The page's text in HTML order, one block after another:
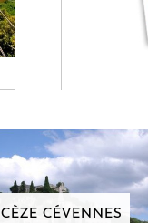
CÈZE CÉVENNES